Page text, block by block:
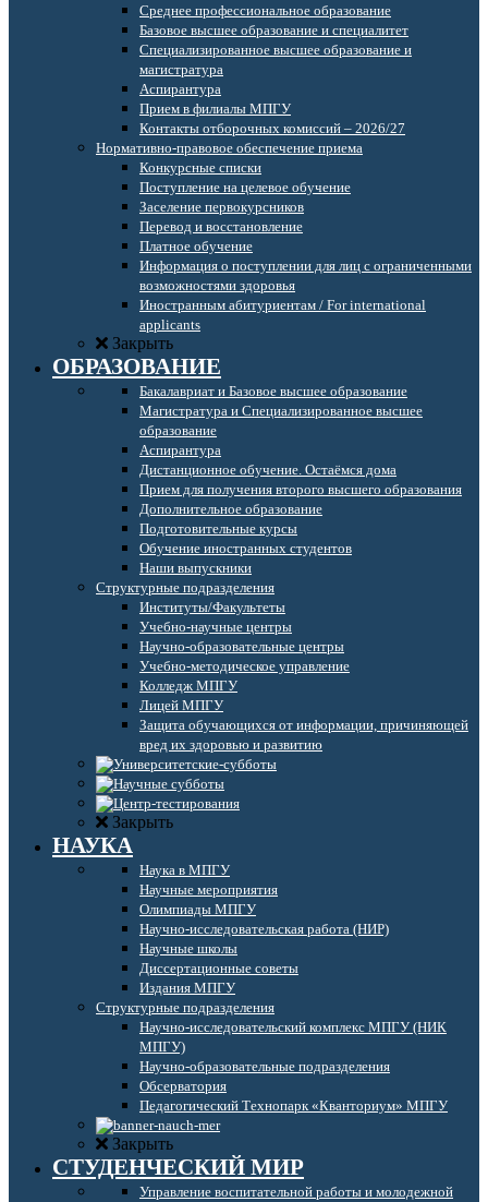
Среднее профессиональное образование
Базовое высшее образование и специалитет
Специализированное высшее образование и
магистратура
Аспирантура
Прием в филиалы МПГУ
Контакты отборочных комиссий – 2026/27
Нормативно-правовое обеспечение приема
Конкурсные списки
Поступление на целевое обучение
Заселение первокурсников
Перевод и восстановление
Платное обучение
Информация о поступлении для лиц с ограниченными
возможностями здоровья
Иностранным абитуриентам / For international
applicants
Закрыть
ОБРАЗОВАНИЕ
Бакалавриат и Базовое высшее образование
Магистратура и Специализированное высшее
образование
Аспирантура
Дистанционное обучение. Остаёмся дома
Прием для получения второго высшего образования
Дополнительное образование
Подготовительные курсы
Обучение иностранных студентов
Наши выпускники
Структурные подразделения
Институты/Факультеты
Учебно-научные центры
Научно-образовательные центры
Учебно-методическое управление
Колледж МПГУ
Лицей МПГУ
Защита обучающихся от информации, причиняющей
вред их здоровью и развитию
Закрыть
НАУКА
Наука в МПГУ
Научные мероприятия
Олимпиады МПГУ
Научно-исследовательская работа (НИР)
Научные школы
Диссертационные советы
Издания МПГУ
Структурные подразделения
Научно-исследовательский комплекс МПГУ (НИК
МПГУ)
Научно-образовательные подразделения
Обсерватория
Педагогический Технопарк «Кванториум» МПГУ
Закрыть
СТУДЕНЧЕСКИЙ МИР
Управление воспитательной работы и молодежной